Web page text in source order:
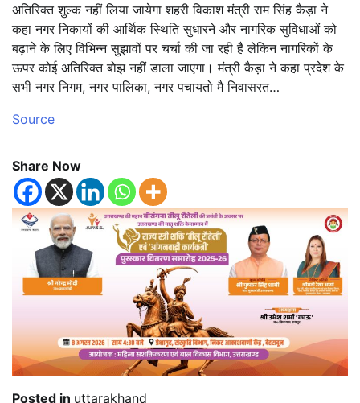
अतिरिक्त शुल्क नहीं लिया जायेगा शहरी विकाश मंत्री राम सिंह कैड़ा ने
कहा नगर निकायों की आर्थिक स्थिति सुधारने और नागरिक सुविधाओं को
बढ़ाने के लिए विभिन्न सुझावों पर चर्चा की जा रही है लेकिन नागरिकों के
ऊपर कोई अतिरिक्त बोझ नहीं डाला जाएगा। मंत्री कैड़ा ने कहा प्रदेश के
सभी नगर निगम, नगर पालिका, नगर पचायतो मै निवासरत…
Source
Share Now
Posted in uttarakhand